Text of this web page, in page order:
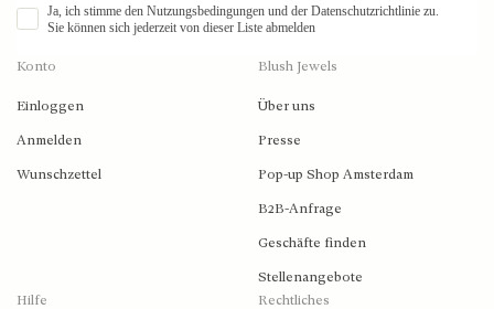
Konto
Einloggen
Anmelden
Wunschzettel
Blush Jewels
Über uns
Presse
Pop-up Shop Amsterdam
B2B-Anfrage
Geschäfte finden
Stellenangebote
Hilfe
Rechtliches
Ja, ich stimme den Nutzungsbedingungen und der Datenschutzrichtlinie zu.
Sie können sich jederzeit von dieser Liste abmelden